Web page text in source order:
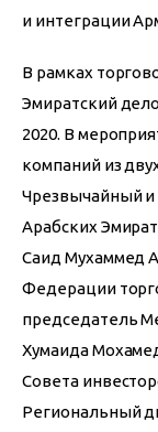
и интеграции
В рамках
Эмиратский
2020. В
компаний из
Чрезвычайный
Арабских
Саид Мухаммед
Федерации
председатель
Хумаида
Совета
Региональный